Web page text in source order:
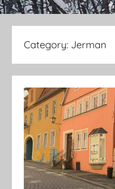
Category: Jerman